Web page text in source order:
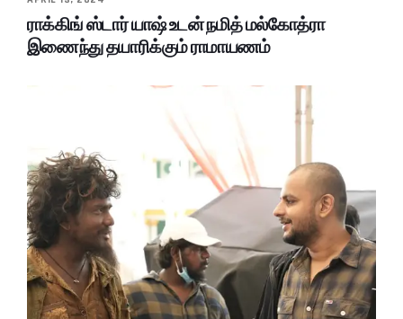
ராக்கிங் ஸ்டார் யாஷ் உடன் நமித் மல்கோத்ரா
இணைந்து தயாரிக்கும் ராமாயணம்